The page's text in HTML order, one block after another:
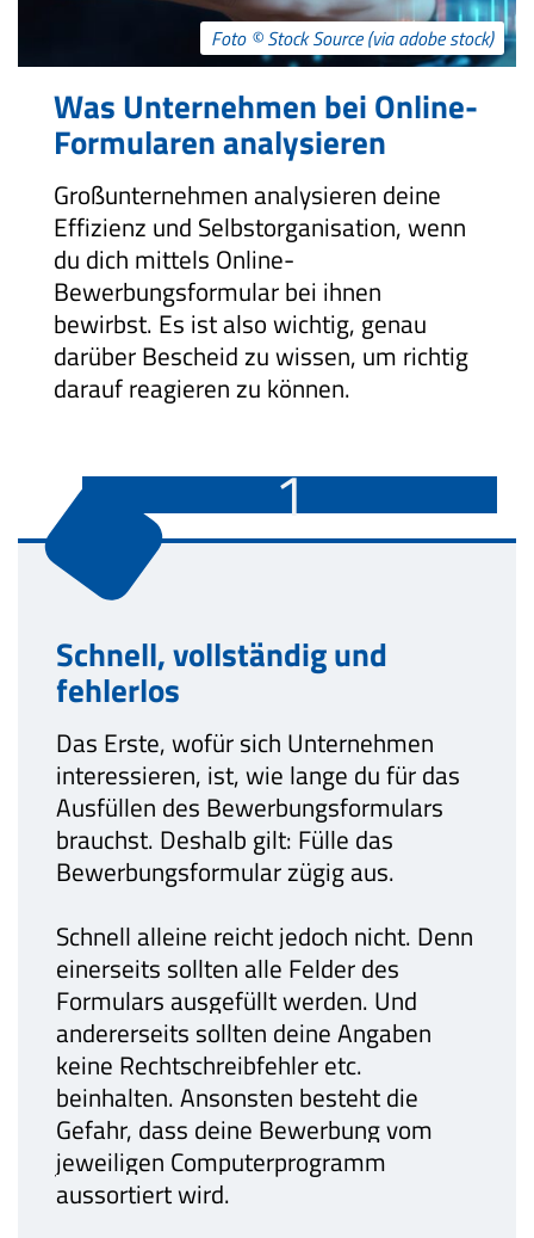
Foto © Stock Source (via adobe stock)
Was Unternehmen bei Online-
Formularen analysieren
Großunternehmen analysieren deine
Effizienz und Selbstorganisation, wenn
du dich mittels Online-
Bewerbungsformular bei ihnen
bewirbst. Es ist also wichtig, genau
darüber Bescheid zu wissen, um richtig
darauf reagieren zu können.
1
Schnell, vollständig und
fehlerlos
Das Erste, wofür sich Unternehmen
interessieren, ist, wie lange du für das
Ausfüllen des Bewerbungsformulars
brauchst. Deshalb gilt: Fülle das
Bewerbungsformular zügig aus.
Schnell alleine reicht jedoch nicht. Denn
einerseits sollten alle Felder des
Formulars ausgefüllt werden. Und
andererseits sollten deine Angaben
keine Rechtschreibfehler etc.
beinhalten. Ansonsten besteht die
Gefahr, dass deine Bewerbung vom
jeweiligen Computerprogramm
aussortiert wird.